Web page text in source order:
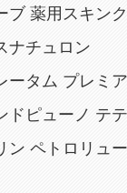
ブ 薬用スキン
ナチュロン
ータム プレミ
ドピューノ テ
ン ペトロリュ